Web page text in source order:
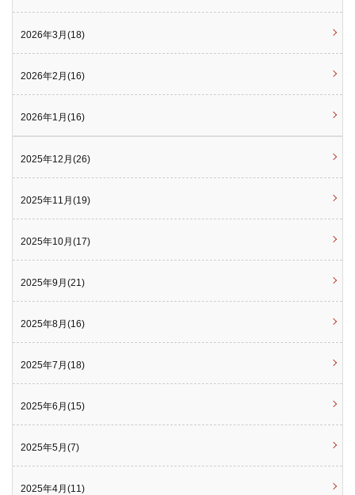
2026年3月(18)
2026年2月(16)
2026年1月(16)
2025年12月(26)
2025年11月(19)
2025年10月(17)
2025年9月(21)
2025年8月(16)
2025年7月(18)
2025年6月(15)
2025年5月(7)
2025年4月(11)